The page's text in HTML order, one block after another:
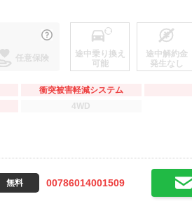
任意保険
途中乗り換え
可能
途中解約金
発生なし
衝突被害軽減システム
4WD
無料 00786014001509